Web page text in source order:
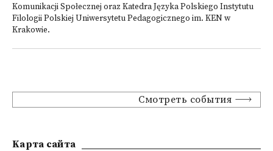
Komunikacji Społecznej oraz Katedra Języka Polskiego Instytutu
Filologii Polskiej Uniwersytetu Pedagogicznego im. KEN w
Krakowie.
Смотреть события
Kарта сайта